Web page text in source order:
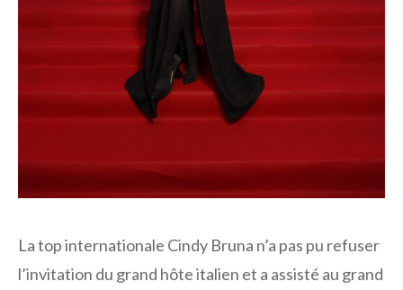
La top internationale Cindy Bruna n’a pas pu refuser
l’invitation du grand hôte italien et a assisté au grand